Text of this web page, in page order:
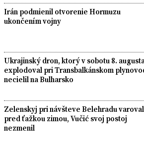
Irán podmienil otvorenie Hormuzu
ukončením vojny
Ukrajinský dron, ktorý v sobotu 8.
explodoval pri Transbalkánskom
necielil na Bulharsko
Zelenskyj pri návšteve Belehradu varoval
pred ťažkou zimou, Vučić svoj postoj
nezmenil